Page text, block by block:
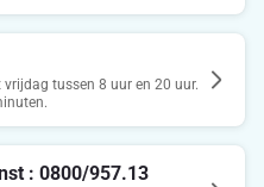
tussen 8 uur en 20 uur.
: 0800/957.13